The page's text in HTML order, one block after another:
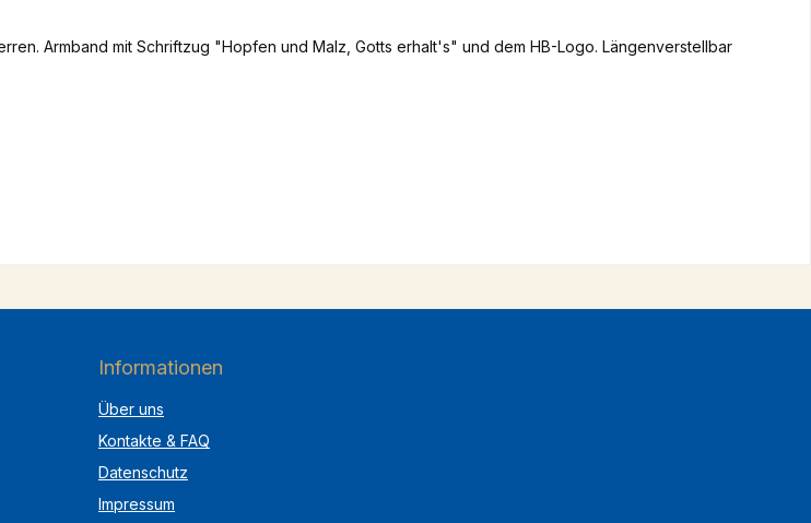
Armband mit Schriftzug "Hopfen und Malz, Gotts erhalt's" und dem HB-Logo. Längenverstellbar
Informationen
Über uns
Kontakte & FAQ
Datenschutz
Impressum